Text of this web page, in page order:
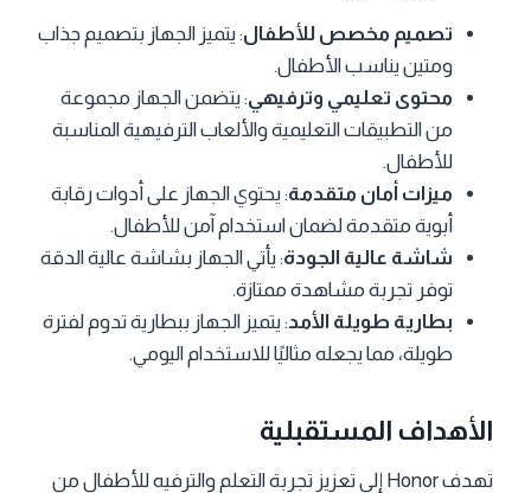
تصميم مخصص للأطفال: يتميز الجهاز بتصميم جذاب
ومتين يناسب الأطفال.
محتوى تعليمي وترفيهي: يتضمن الجهاز مجموعة
من التطبيقات التعليمية والألعاب الترفيهية المناسبة
للأطفال.
ميزات أمان متقدمة: يحتوي الجهاز على أدوات رقابة
أبوية متقدمة لضمان استخدام آمن للأطفال.
شاشة عالية الجودة: يأتي الجهاز بشاشة عالية الدقة
توفر تجربة مشاهدة ممتازة.
بطارية طويلة الأمد: يتميز الجهاز ببطارية تدوم لفترة
طويلة، مما يجعله مثاليًا للاستخدام اليومي.
الأهداف المستقبلية
تهدف Honor إلى تعزيز تجربة التعلم والترفيه للأطفال من